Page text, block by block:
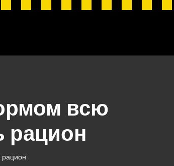
всю
рацион
рацион